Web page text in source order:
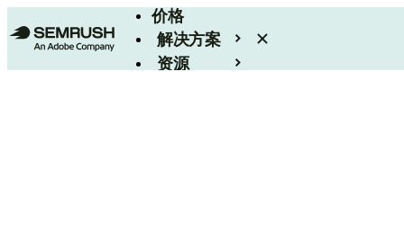
价格
解决方案
资源